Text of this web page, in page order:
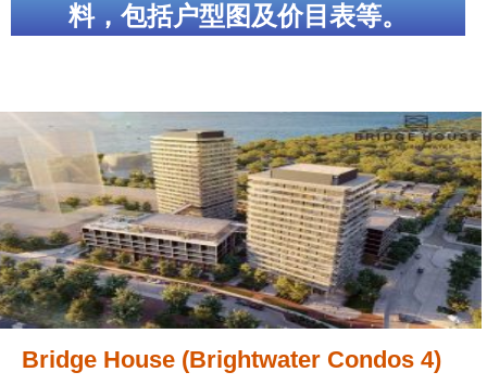
多伦多市中心楼花项目
怡陶碧谷楼花项目
北约克楼花项目
世嘉堡楼花项目
密西沙加社区介绍
密西沙加楼花项目
料，包括户型图及价目表等。
Bridge House (Brightwater Condos 4)